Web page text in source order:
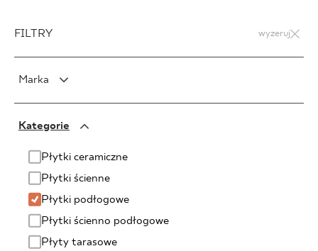
FILTRY wyzeruj
Marka
PARADYŻ Classica
SENSES
Kategorie
Płytki ceramiczne
Płytki ścienne
Płytki podłogowe
Płytki ścienno podłogowe
Płyty tarasowe